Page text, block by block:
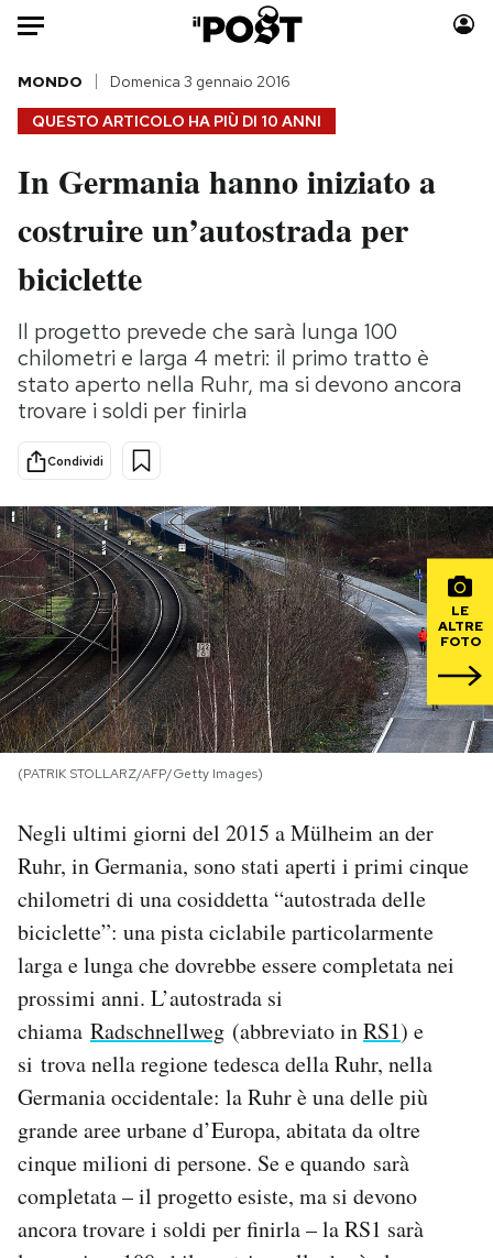
Auto
HOME
Italia
Politica
Tecnologia
Scienza
Economia
Sport
Moda
Consumismi
Media
Europa
PODCAST
NEWSLETTER
I MIEI PREFERITI
SHOP
CALENDARIO
AREA PERSONALE
Area Personale
Newsletter
Notifiche mobile
Regala il Post
Hai bisogno di aiuto?
Esci
QUESTO ARTICOLO HA PIÙ DI 10 ANNI
MONDO Domenica 3 gennaio 2016
In Germania hanno iniziato a
costruire un’autostrada per
biciclette
Il progetto prevede che sarà lunga 100
chilometri e larga 4 metri: il primo tratto è
stato aperto nella Ruhr, ma si devono ancora
trovare i soldi per finirla
Condividi
LE
ALTRE
FOTO
(PATRIK STOLLARZ/AFP/Getty Images)
Negli ultimi giorni del 2015 a Mülheim an der
Ruhr, in Germania, sono stati aperti i primi cinque
chilometri di una cosiddetta “autostrada delle
biciclette”: una pista ciclabile particolarmente
larga e lunga che dovrebbe essere completata nei
prossimi anni. L’autostrada si
chiama Radschnellweg (abbreviato inRS1) e
si trova nella regione tedesca della Ruhr, nella
Germania occidentale: la Ruhr è una delle più
grande aree urbane d’Europa, abitata da oltre
cinque milioni di persone. Se e quando sarà
completata – il progetto esiste, ma si devono
ancora trovare i soldi per finirla – la RS1 sarà